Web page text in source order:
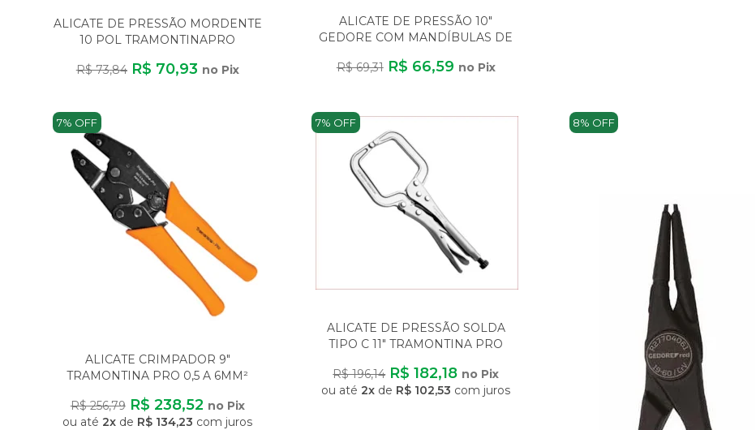
ALICATE DE PRESSÃO MORDENTE
10 POL TRAMONTINAPRO
R$ 73,84 R$ 70,93 no Pix
ALICATE DE PRESSÃO 10"
GEDORE COM MANDÍBULAS DE
R$ 69,31 R$ 66,59 no Pix
7% OFF
ALICATE CRIMPADOR 9"
TRAMONTINA PRO 0,5 A 6MM²
R$ 256,79 R$ 238,52 no Pix
ou até 2x de R$ 134,23 com juros
7% OFF
ALICATE DE PRESSÃO SOLDA
TIPO C 11" TRAMONTINA PRO
R$ 196,14 R$ 182,18 no Pix
ou até 2x de R$ 102,53 com juros
8% OFF